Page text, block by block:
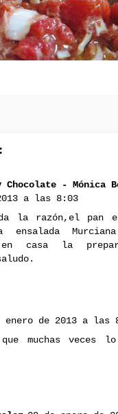
Chocolate - Mónica
a las 8:03
la razón,el pan
ensalada
casa la
enero de 2013 a las
que muchas